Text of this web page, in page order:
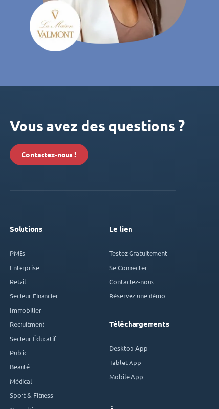
Vous avez des questions ?
Contactez-nous !
Solutions
PMEs
Enterprise
Retail
Secteur Financier
Immobilier
Recruitment
Secteur Éducatif
Public
Beauté
Médical
Sport & Fitness
Le lien
Testez Gratuitement
Se Connecter
Contactez-nous
Réservez une démo
Téléchargements
Desktop App
Tablet App
Mobile App